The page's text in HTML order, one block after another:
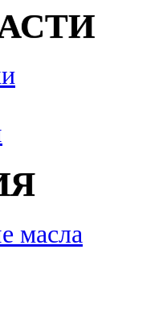
масла